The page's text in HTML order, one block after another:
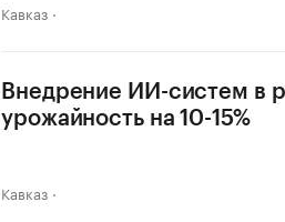
Кавказ
Внедрение ИИ-систем в
урожайность на 10-15%
Кавказ